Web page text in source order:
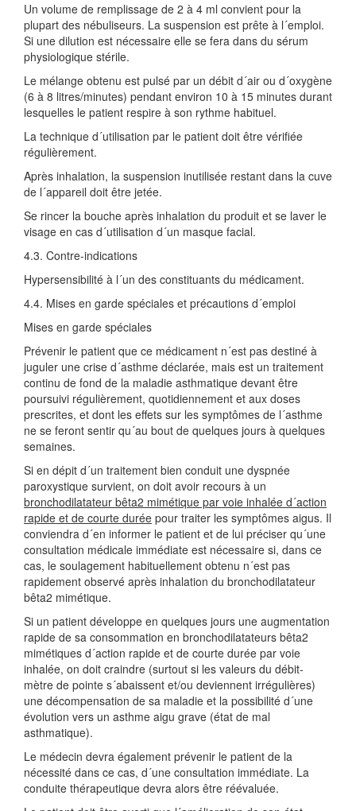
Un volume de remplissage de 2 à 4 ml convient pour la
plupart des nébuliseurs. La suspension est prête à l´emploi.
Si une dilution est nécessaire elle se fera dans du sérum
physiologique stérile.
Le mélange obtenu est pulsé par un débit d´air ou d´oxygène
(6 à 8 litres/minutes) pendant environ 10 à 15 minutes durant
lesquelles le patient respire à son rythme habituel.
La technique d´utilisation par le patient doit être vérifiée
régulièrement.
Après inhalation, la suspension inutilisée restant dans la cuve
de l´appareil doit être jetée.
Se rincer la bouche après inhalation du produit et se laver le
visage en cas d´utilisation d´un masque facial.
4.3. Contre-indications
Hypersensibilité à l´un des constituants du médicament.
4.4. Mises en garde spéciales et précautions d´emploi
Mises en garde spéciales
Prévenir le patient que ce médicament n´est pas destiné à
juguler une crise d´asthme déclarée, mais est un traitement
continu de fond de la maladie asthmatique devant être
poursuivi régulièrement, quotidiennement et aux doses
prescrites, et dont les effets sur les symptômes de l´asthme
ne se feront sentir qu´au bout de quelques jours à quelques
semaines.
Si en dépit d´un traitement bien conduit une dyspnée
paroxystique survient, on doit avoir recours à un
bronchodilatateur bêta2 mimétique par voie inhalée d´action
rapide et de courte durée pour traiter les symptômes aigus. Il
conviendra d´en informer le patient et de lui préciser qu´une
consultation médicale immédiate est nécessaire si, dans ce
cas, le soulagement habituellement obtenu n´est pas
rapidement observé après inhalation du bronchodilatateur
bêta2 mimétique.
Si un patient développe en quelques jours une augmentation
rapide de sa consommation en bronchodilatateurs bêta2
mimétiques d´action rapide et de courte durée par voie
inhalée, on doit craindre (surtout si les valeurs du débit-
mètre de pointe s´abaissent et/ou deviennent irrégulières)
une décompensation de sa maladie et la possibilité d´une
évolution vers un asthme aigu grave (état de mal
asthmatique).
Le médecin devra également prévenir le patient de la
nécessité dans ce cas, d´une consultation immédiate. La
conduite thérapeutique devra alors être réévaluée.